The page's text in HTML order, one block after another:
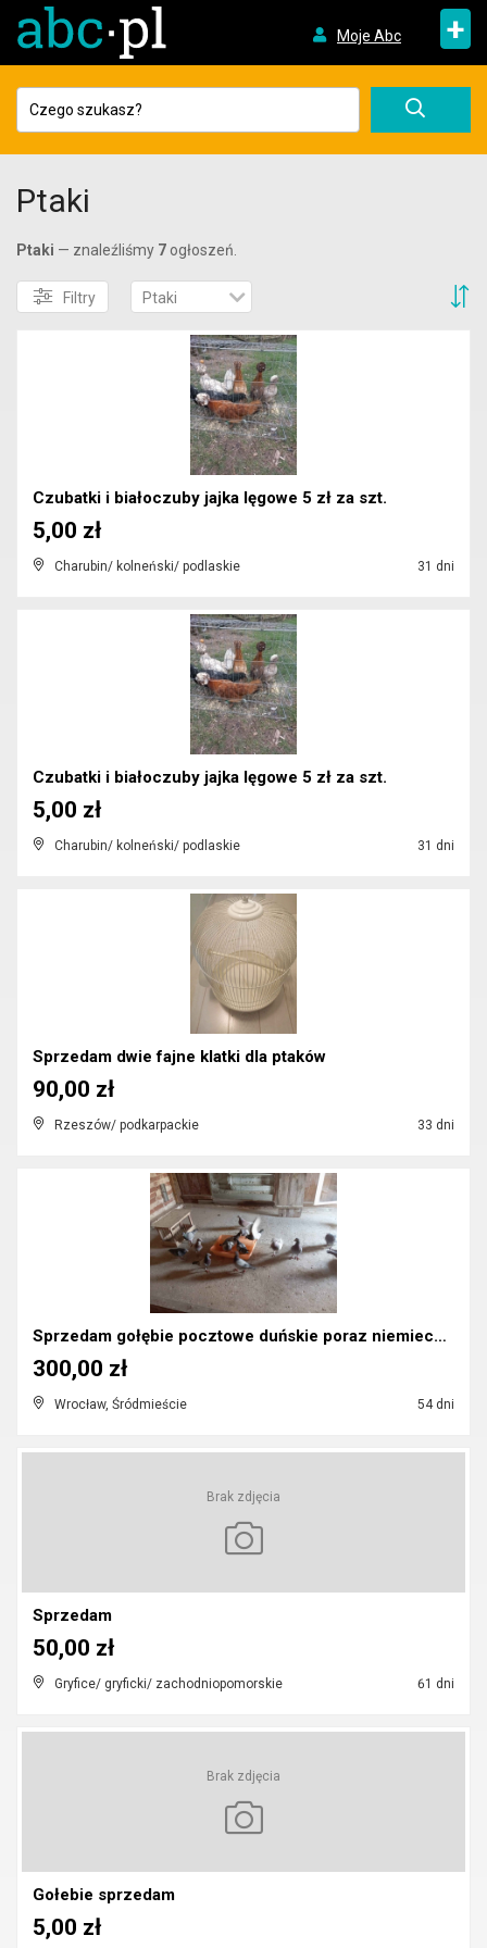
Moje Abc +
Ptaki
Ptaki — znaleźliśmy 7 ogłoszeń.
Filtry Ptaki
Czubatki i białoczuby jajka lęgowe 5 zł za szt.
Charubin/ kolneński/ podlaskie 31 dni
5,00 zł
Czubatki i białoczuby jajka lęgowe 5 zł za szt.
Charubin/ kolneński/ podlaskie 31 dni
5,00 zł
Sprzedam dwie fajne klatki dla ptaków
Rzeszów/ podkarpackie 33 dni
90,00 zł
Sprzedam gołębie pocztowe duńskie poraz niemieckie...
Wrocław, Śródmieście 54 dni
300,00 zł
Brak zdjęcia
Sprzedam
Gryfice/ gryficki/ zachodniopomorskie 61 dni
50,00 zł
Brak zdjęcia
Gołebie sprzedam
5,00 zł